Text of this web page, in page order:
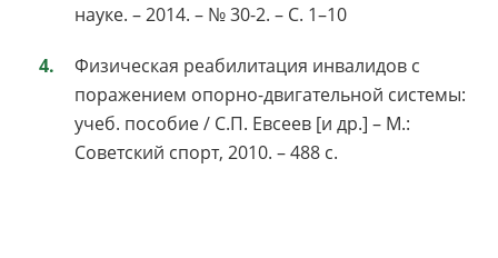
науке. – 2014. – № 30-2. – C. 1–10
Физическая реабилитация инвалидов с
поражением опорно-двигательной системы:
учеб. пособие / С.П. Евсеев [и др.] – М.:
Советский спорт, 2010. – 488 с.